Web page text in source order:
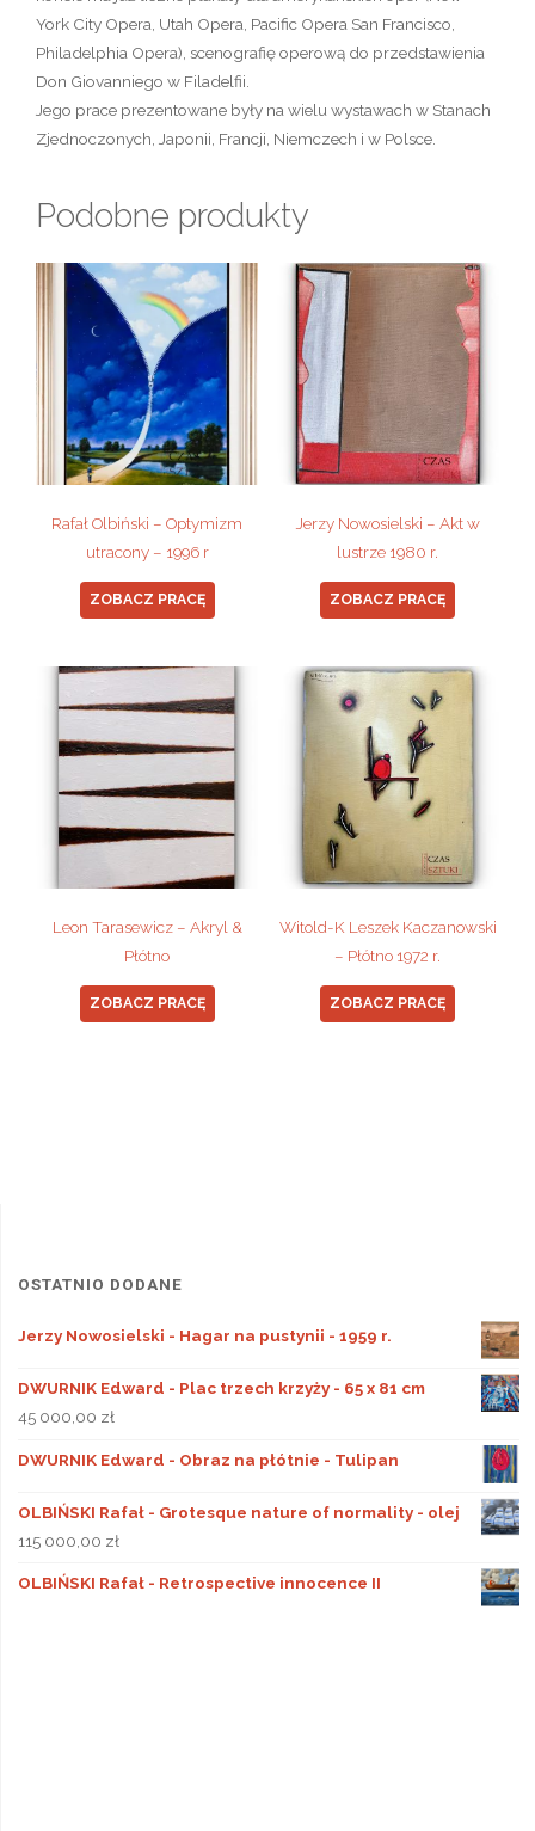
York City Opera, Utah Opera, Pacific Opera San Francisco,
Philadelphia Opera), scenografię operową do przedstawienia
Don Giovanniego w Filadelfii.
Jego prace prezentowane były na wielu wystawach w Stanach
Zjednoczonych, Japonii, Francji, Niemczech i w Polsce.
Podobne produkty
Rafał Olbiński – Optymizm
utracony – 1996 r
ZOBACZ PRACĘ
Jerzy Nowosielski – Akt w
lustrze 1980 r.
ZOBACZ PRACĘ
Leon Tarasewicz – Akryl &
Płótno
ZOBACZ PRACĘ
Witold-K Leszek Kaczanowski
– Płótno 1972 r.
ZOBACZ PRACĘ
OSTATNIO DODANE
Jerzy Nowosielski - Hagar na pustynii - 1959 r.
DWURNIK Edward - Plac trzech krzyży - 65 x 81 cm
45 000,00 zł
DWURNIK Edward - Obraz na płótnie - Tulipan
OLBIŃSKI Rafał - Grotesque nature of normality - olej
115 000,00 zł
OLBIŃSKI Rafał - Retrospective innocence II